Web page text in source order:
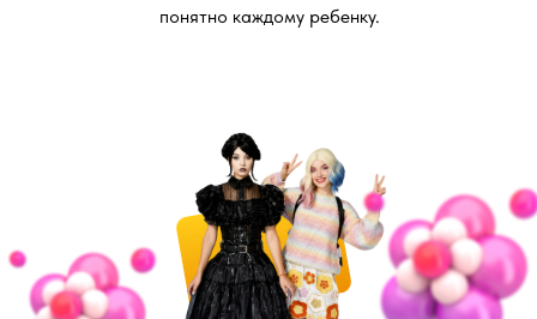
понятно каждому ребенку.